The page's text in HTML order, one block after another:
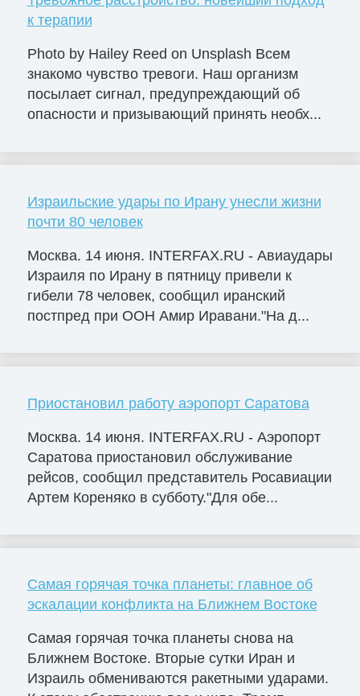
к терапии
Photo by Hailey Reed on Unsplash Всем
знакомо чувство тревоги. Наш организм
посылает сигнал, предупреждающий об
опасности и призывающий принять необх...
Израильские удары по Ирану унесли жизни
почти 80 человек
Москва. 14 июня. INTERFAX.RU - Авиаудары
Израиля по Ирану в пятницу привели к
гибели 78 человек, сообщил иранский
постпред при ООН Амир Иравани."На д...
Приостановил работу аэропорт Саратова
Москва. 14 июня. INTERFAX.RU - Аэропорт
Саратова приостановил обслуживание
рейсов, сообщил представитель Росавиации
Артем Кореняко в субботу."Для обе...
Самая горячая точка планеты: главное об
эскалации конфликта на Ближнем Востоке
Самая горячая точка планеты снова на
Ближнем Востоке. Вторые сутки Иран и
Израиль обмениваются ракетными ударами.